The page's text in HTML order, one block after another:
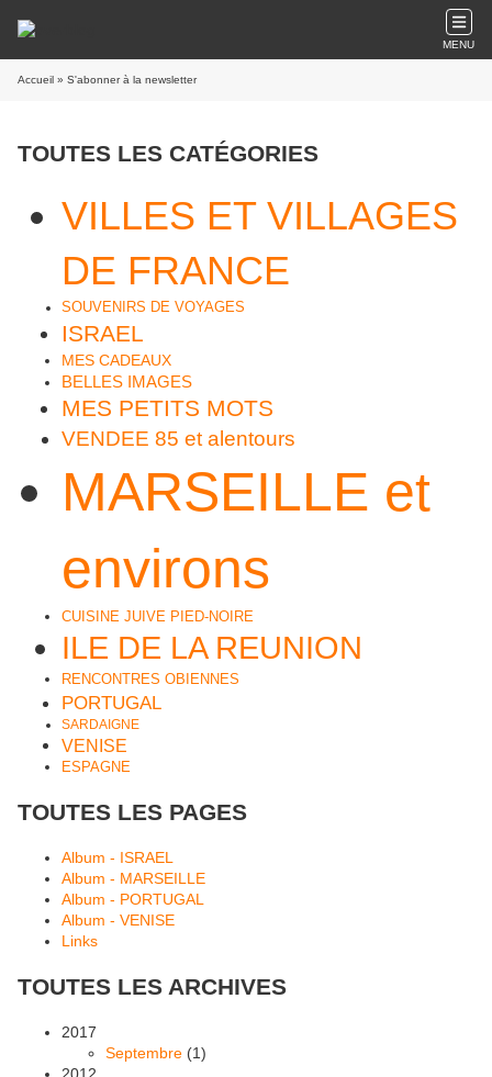
MENU
Accueil » S'abonner à la newsletter
TOUTES LES CATÉGORIES
VILLES ET VILLAGES
DE FRANCE
SOUVENIRS DE VOYAGES
ISRAEL
MES CADEAUX
BELLES IMAGES
MES PETITS MOTS
VENDEE 85 et alentours
MARSEILLE et
environs
CUISINE JUIVE PIED-NOIRE
ILE DE LA REUNION
RENCONTRES OBIENNES
PORTUGAL
SARDAIGNE
VENISE
ESPAGNE
TOUTES LES PAGES
Album - ISRAEL
Album - MARSEILLE
Album - PORTUGAL
Album - VENISE
Links
TOUTES LES ARCHIVES
2017
Septembre (1)
2012